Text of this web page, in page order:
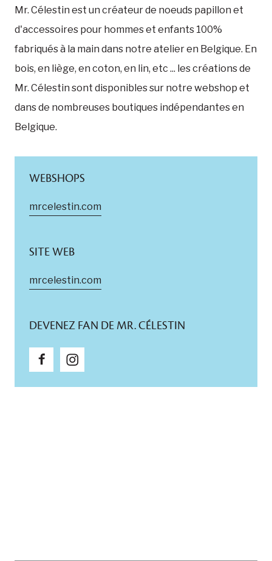
Mr. Célestin est un créateur de noeuds papillon et
d'accessoires pour hommes et enfants 100%
fabriqués à la main dans notre atelier en Belgique. En
bois, en liège, en coton, en lin, etc ... les créations de
Mr. Célestin sont disponibles sur notre webshop et
dans de nombreuses boutiques indépendantes en
Belgique.
WEBSHOPS
mrcelestin.com
SITE WEB
mrcelestin.com
DEVENEZ FAN DE MR. CÉLESTIN